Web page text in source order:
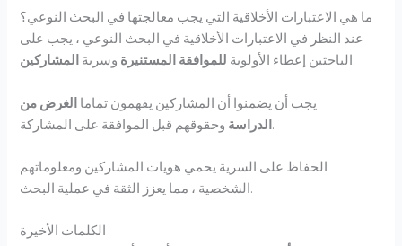
ما هي الاعتبارات الأخلاقية التي يجب معالجتها في البحث النوعي؟
عند النظر في الاعتبارات الأخلاقية في البحث النوعي ، يجب على
الباحثين إعطاء الأولوية للموافقة المستنيرة وسرية المشاركين .
يجب أن يضمنوا أن المشاركين يفهمون تماما الغرض من
الدراسةوحقوقهم قبل الموافقة على المشاركة.
الحفاظ على السرية يحمي هويات المشاركين ومعلوماتهم
الشخصية ، مما يعزز الثقة في عملية البحث.
الكلمات الأخيرة